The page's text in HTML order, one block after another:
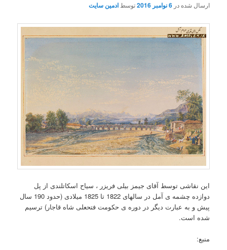
ارسال شده در6 نوامبر 2016 توسطادمین سایت
این نقاشی توسط آقای جیمز بیلی فریزر ، سیاح اسکاتلندی از پل
دوازده چشمه ی آمل در سالهای 1822 تا 1825 میلادی (حدود 190 سال
پیش و به عبارت دیگر در دوره ی حکومت فتحعلی شاه قاجار) ترسیم
شده است.
منبع: